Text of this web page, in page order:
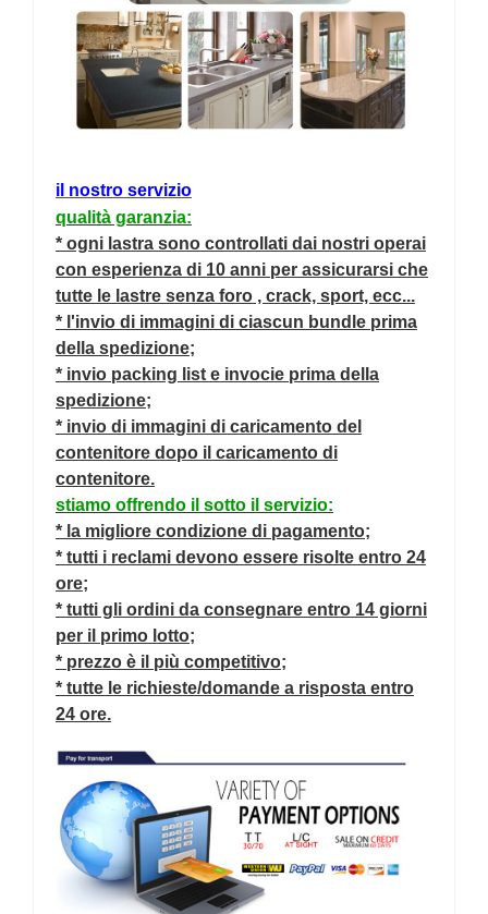
il nostro servizio
qualità garanzia:
* ogni lastra sono controllati dai nostri operai
con esperienza di 10 anni per assicurarsi che
tutte le lastre senza foro , crack, sport, ecc...
* l'invio di immagini di ciascun bundle prima
della spedizione;
* invio packing list e invocie prima della
spedizione;
* invio di immagini di caricamento del
contenitore dopo il caricamento di
contenitore.
stiamo offrendo il sotto il servizio:
* la migliore condizione di pagamento;
* tutti i reclami devono essere risolte entro 24
ore;
* tutti gli ordini da consegnare entro 14 giorni
per il primo lotto;
* prezzo è il più competitivo;
* tutte le richieste/domande a risposta entro
24 ore.